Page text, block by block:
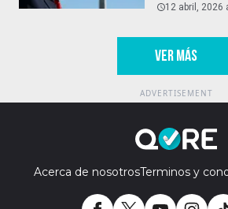
12 abril, 2026
VER MÁS
Acerca de nosotrosTerminos y